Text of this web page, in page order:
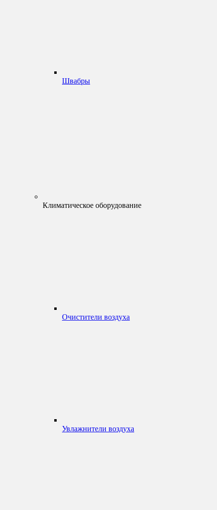
Швабры
Климатическое оборудование
Очистители воздуха
Увлажнители воздуха